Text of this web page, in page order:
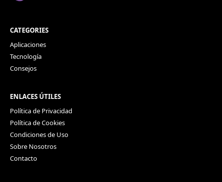
CATEGORIES
Aplicaciones
Tecnología
Consejos
ENLACES ÚTILES
Política de Privacidad
Política de Cookies
Condiciones de Uso
Sobre Nosotros
Contacto